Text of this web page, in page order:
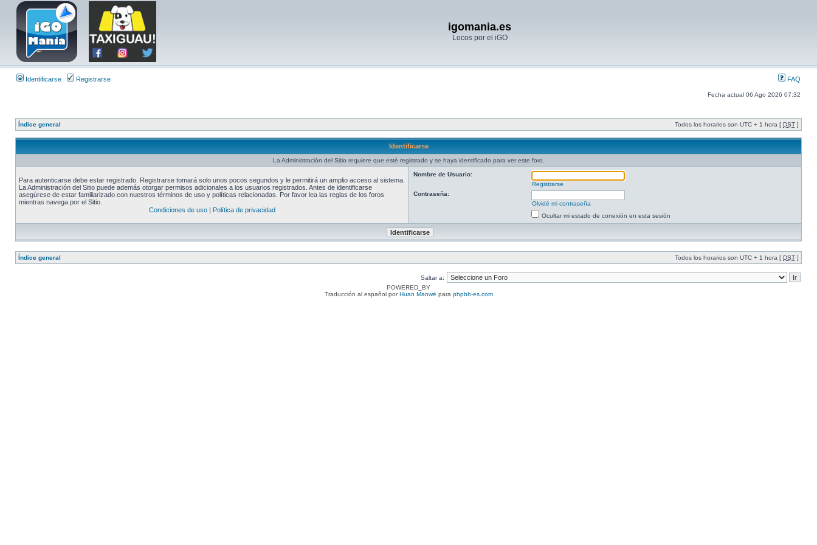
igomania.es
Locos por el iGO
Identificarse Registrarse FAQ
Fecha actual 06 Ago 2026 07:32
Índice general Todos los horarios son UTC + 1 hora [ DST ]
Identificarse
La Administración del Sitio requiere que esté registrado y se haya identificado para ver este foro.
Para autenticarse debe estar registrado. Registrarse tomará solo unos pocos segundos y le permitirá un amplio acceso al sistema.
La Administración del Sitio puede además otorgar permisos adicionales a los usuarios registrados. Antes de identificarse
asegúrese de estar familiarizado con nuestros términos de uso y políticas relacionadas. Por favor lea las reglas de los foros
mientras navega por el Sitio.
Condiciones de uso| Política de privacidad
Nombre de Usuario:
Registrarse
Contraseña:
Olvidé mi contraseña
Ocultar mi estado de conexión en esta sesión
Índice general Todos los horarios son UTC + 1 hora [ DST ]
Saltar a:
POWERED_BY
Traducción al español porHuan Manwë para phpbb-es.com